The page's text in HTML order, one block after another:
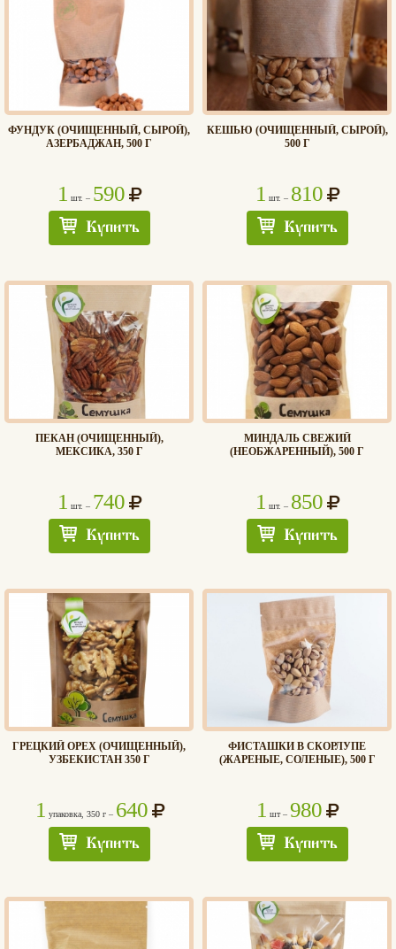
Хлеб
ФУНДУК (ОЧИЩЕННЫЙ, СЫРОЙ),
АЗЕРБАДЖАН, 500 Г
1 шт. – 590
Купить
КЕШЬЮ (ОЧИЩЕННЫЙ, СЫРОЙ),
500 Г
1 шт. – 810
Купить
ПЕКАН (ОЧИЩЕННЫЙ),
МЕКСИКА, 350 Г
1 шт. – 740
Купить
МИНДАЛЬ СВЕЖИЙ
(НЕОБЖАРЕННЫЙ), 500 Г
1 шт. – 850
Купить
ГРЕЦКИЙ ОРЕХ (ОЧИЩЕННЫЙ),
УЗБЕКИСТАН 350 Г
1 упаковка, 350 г – 640
Купить
ФИСТАШКИ В СКОРЛУПЕ
(ЖАРЕНЫЕ, СОЛЕНЫЕ), 500 Г
1 шт – 980
Купить